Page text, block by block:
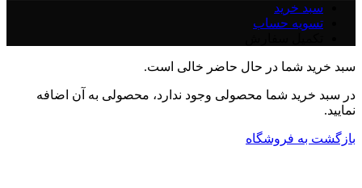
سبد خرید
تسویه حساب
سبد خرید شما در حال حاضر خالی است.
در سبد خرید شما محصولی وجود ندارد، محصولی به آن اضافه
نمایید.
بازگشت به فروشگاه